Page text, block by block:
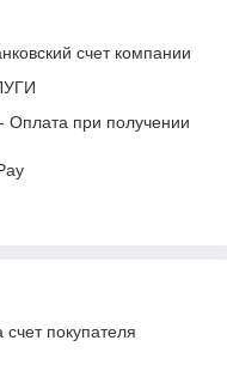
счет компании
Оплата при получении
покупателя